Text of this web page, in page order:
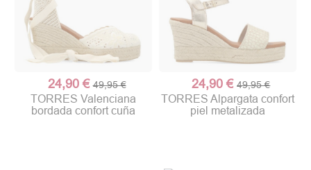
24,90 € 49,95 €
TORRES Valenciana
bordada confort cuña
24,90 € 49,95 €
TORRES Alpargata confort
piel metalizada